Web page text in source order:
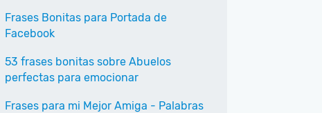
Frases Bonitas para Portada de
Facebook
53 frases bonitas sobre Abuelos
perfectas para emocionar
Frases para mi Mejor Amiga - Palabras